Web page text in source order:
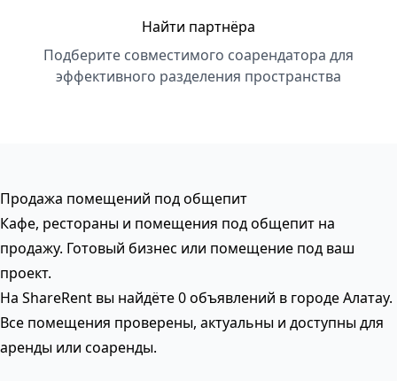
Найти партнёра
Подберите совместимого соарендатора для
эффективного разделения пространства
Продажа помещений под общепит
Кафе, рестораны и помещения под общепит на
продажу. Готовый бизнес или помещение под ваш
проект.
На ShareRent вы найдёте 0 объявлений в городе Алатау.
Все помещения проверены, актуальны и доступны для
аренды или соаренды.